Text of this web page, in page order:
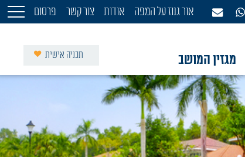
אור גנוז על המפה אודות צור קשר פרסום
מגזין המושב תכניה אישית